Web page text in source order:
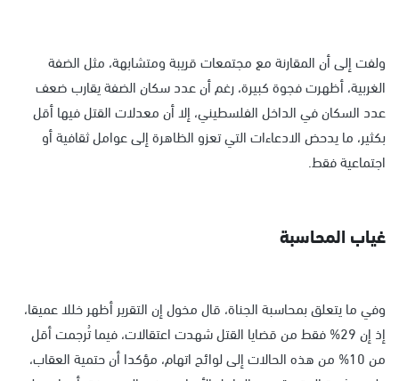
ولفت إلى أن المقارنة مع مجتمعات قريبة ومتشابهة، مثل الضفة
الغربية، أظهرت فجوة كبيرة، رغم أن عدد سكان الضفة يقارب ضعف
عدد السكان في الداخل الفلسطيني، إلا أن معدلات القتل فيها أقل
بكثير، ما يدحض الادعاءات التي تعزو الظاهرة إلى عوامل ثقافية أو
اجتماعية فقط.
غياب المحاسبة
وفي ما يتعلق بمحاسبة الجناة، قال مخول إن التقرير أظهر خللا عميقا،
إذ إن 29% فقط من قضايا القتل شهدت اعتقالات، فيما تُرجمت أقل
من 10% من هذه الحالات إلى لوائح اتهام، مؤكدا أن حتمية العقاب،